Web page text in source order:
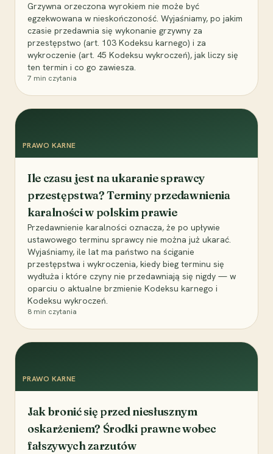
Grzywna orzeczona wyrokiem nie może być
egzekwowana w nieskończoność. Wyjaśniamy, po jakim
czasie przedawnia się wykonanie grzywny za
przestępstwo (art. 103 Kodeksu karnego) i za
wykroczenie (art. 45 Kodeksu wykroczeń), jak liczy się
ten termin i co go zawiesza.
7 min czytania
PRAWO KARNE
Ile czasu jest na ukaranie sprawcy
przestępstwa? Terminy przedawnienia
karalności w polskim prawie
Przedawnienie karalności oznacza, że po upływie
ustawowego terminu sprawcy nie można już ukarać.
Wyjaśniamy, ile lat ma państwo na ściganie
przestępstwa i wykroczenia, kiedy bieg terminu się
wydłuża i które czyny nie przedawniają się nigdy — w
oparciu o aktualne brzmienie Kodeksu karnego i
Kodeksu wykroczeń.
8 min czytania
PRAWO KARNE
Jak bronić się przed niesłusznym
oskarżeniem? Środki prawne wobec
fałszywych zarzutów